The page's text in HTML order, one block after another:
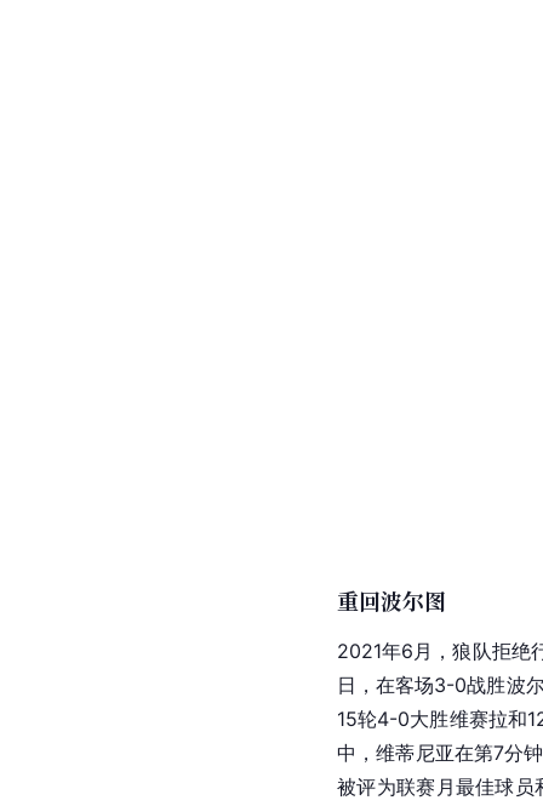
重回波尔图
2021年6月，狼队拒绝
日，在客场3-0战胜波
15轮4-0大胜维赛拉和
中，维蒂尼亚在第7分
被评为联赛月最佳球员